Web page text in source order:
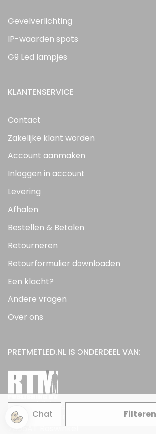
Chat Filteren
Gevelverlichting
IP-waarden spots
G9 Led lampjes
KLANTENSERVICE
Contact
Zakelijke klant worden
Account aanmaken
Inloggen in account
Levering
Afhalen
Bestellen & Betalen
Retourneren
Retourformulier downloaden
Een klacht?
Andere vragen
Over ons
PRETMETLED.NL IS ONDERDEEL VAN:
RTM Publishing BV
Roswinkelerstraat 169A
7895AT Roswinkel